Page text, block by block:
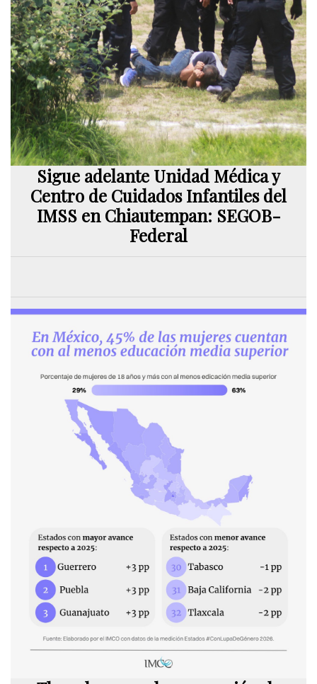
Sigue adelante Unidad Médica y
Centro de Cuidados Infantiles del
IMSS en Chiautempan: SEGOB-
Federal